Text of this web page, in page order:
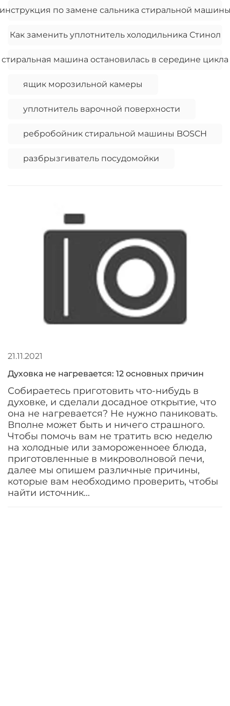
по замене сальника стиральной
Как заменить уплотнитель холодильника Стинол
стиральная машина остановилась в середине цикла
ящик морозильной камеры
уплотнитель варочной поверхности
ребробойник стиральной машины BOSCH
разбрызгиватель посудомойки
21.11.2021
Духовка не нагревается: 12 основных причин
Собираетесь приготовить что-нибудь в
духовке, и сделали досадное открытие, что
она не нагревается? Не нужно паниковать.
Вполне может быть и ничего страшного.
Чтобы помочь вам не тратить всю неделю
на холодные или замороженноее блюда,
приготовленные в микроволновой печи,
далее мы опишем различные причины,
которые вам необходимо проверить, чтобы
найти источник...